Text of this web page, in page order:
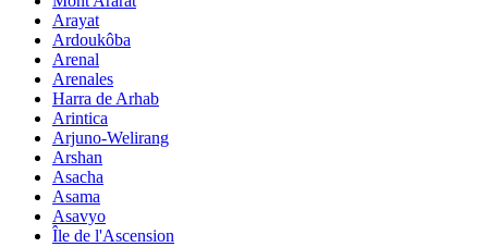
Arayat
Ardoukôba
Arenal
Arenales
Harra de Arhab
Arintica
Arjuno-Welirang
Arshan
Asacha
Asama
Asavyo
Île de l'Ascension